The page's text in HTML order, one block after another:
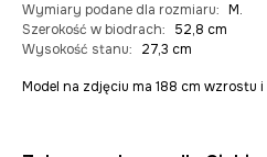
Wymiary podane dla rozmiaru: M.
Szerokość w biodrach:
52,8 cm
Wysokość stanu: 27,3 cm
Model na zdjęciu ma 188 cm wzrostu